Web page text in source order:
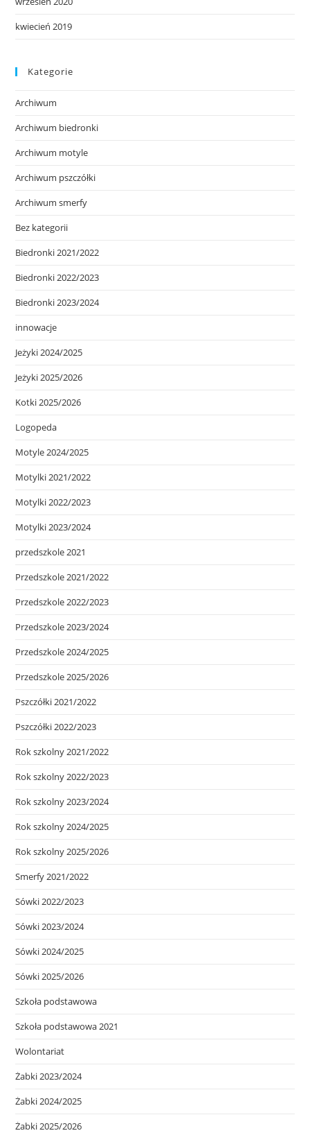
kwiecień 2019
Kategorie
Archiwum
Archiwum biedronki
Archiwum motyle
Archiwum pszczółki
Archiwum smerfy
Bez kategorii
Biedronki 2021/2022
Biedronki 2022/2023
Biedronki 2023/2024
innowacje
Jeżyki 2024/2025
Jeżyki 2025/2026
Kotki 2025/2026
Logopeda
Motyle 2024/2025
Motylki 2021/2022
Motylki 2022/2023
Motylki 2023/2024
przedszkole 2021
Przedszkole 2021/2022
Przedszkole 2022/2023
Przedszkole 2023/2024
Przedszkole 2024/2025
Przedszkole 2025/2026
Pszczółki 2021/2022
Pszczółki 2022/2023
Rok szkolny 2021/2022
Rok szkolny 2022/2023
Rok szkolny 2023/2024
Rok szkolny 2024/2025
Rok szkolny 2025/2026
Smerfy 2021/2022
Sówki 2022/2023
Sówki 2023/2024
Sówki 2024/2025
Sówki 2025/2026
Szkoła podstawowa
Szkoła podstawowa 2021
Wolontariat
Żabki 2023/2024
Żabki 2024/2025
Żabki 2025/2026